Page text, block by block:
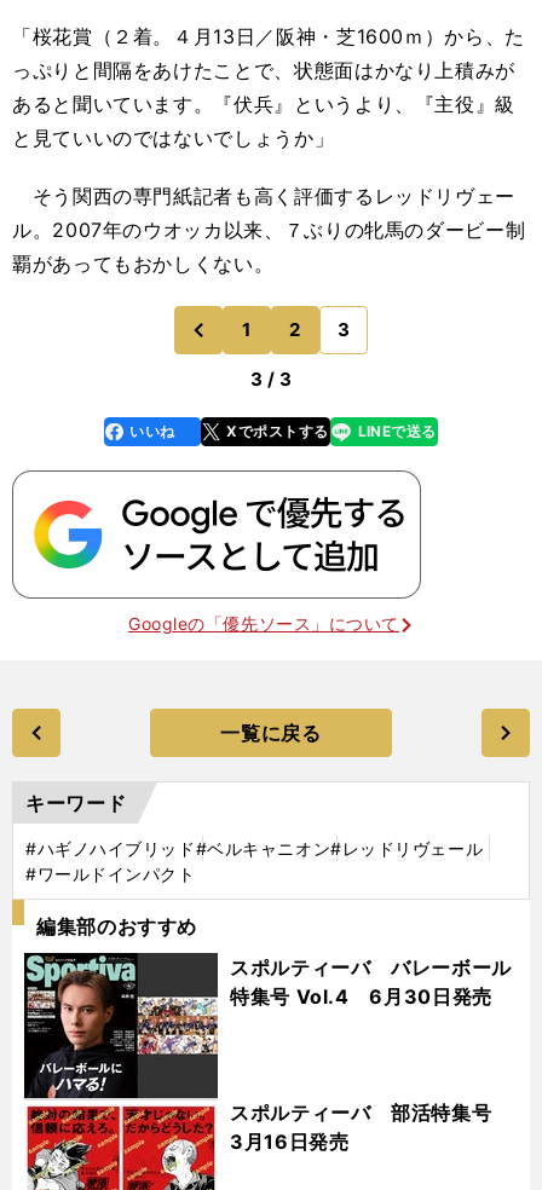
「桜花賞（２着。４月13日／阪神・芝1600ｍ）から、た
っぷりと間隔をあけたことで、状態面はかなり上積みが
あると聞いています。『伏兵』というより、『主役』級
と見ていいのではないでしょうか」
そう関西の専門紙記者も高く評価するレッドリヴェー
ル。2007年のウオッカ以来、７ぶりの牝馬のダービー制
覇があってもおかしくない。
前
のページへ
1 2 3
3 / 3
faceboo
k
いいね Xでポストする
line LINEで送る
Googleの「優先ソース」について
一覧に戻る
キーワード
#ハギノハイブリッド#ベルキャニオン#レッドリヴェール
#ワールドインパクト
編集部のおすすめ
スポルティーバ バレーボール
特集号 Vol.4 6月30日発売
スポルティーバ 部活特集号
3月16日発売